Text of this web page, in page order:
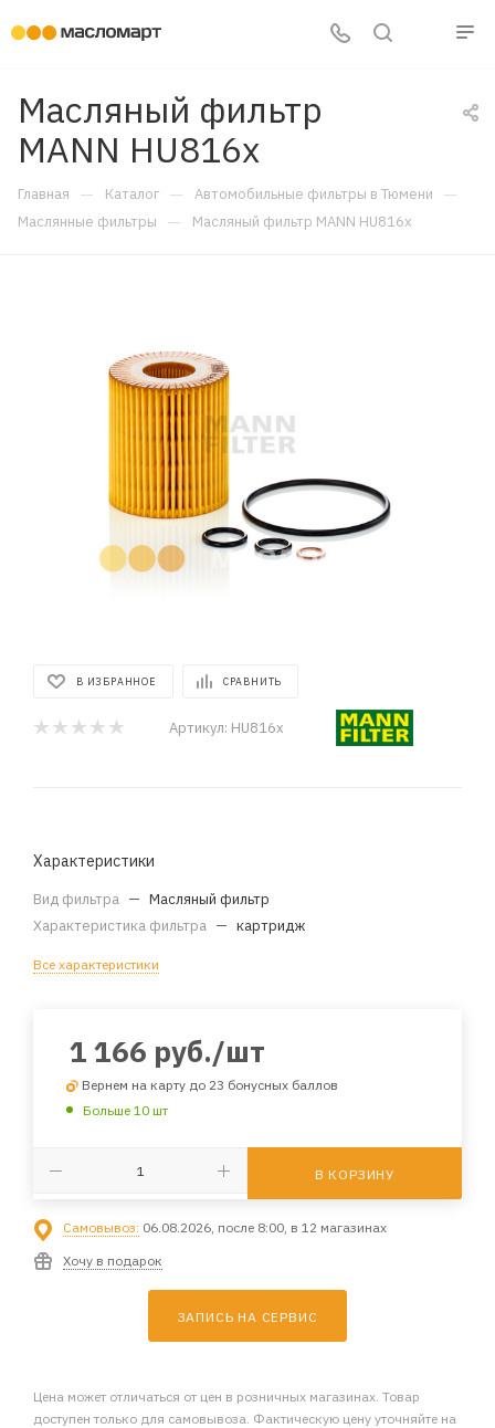
Масляный фильтр
MANN HU816x
Главная — Каталог — Автомобильные фильтры в Тюмени —
Маслянные фильтры — Масляный фильтр MANN HU816x
В ИЗБРАННОЕ СРАВНИТЬ
Артикул: HU816x
Характеристики
Вид фильтра — Масляный фильтр
Характеристика фильтра — картридж
Все характеристики
1 166 руб./шт
Вернем на карту до 23 бонусных баллов
Больше 10 шт
В КОРЗИНУ
Самовывоз: 06.08.2026, после 8:00, в 12 магазинах
Хочу в подарок
ЗАПИСЬ НА СЕРВИС
Цена может отличаться от цен в розничных магазинах. Товар
доступен только для самовывоза. Фактическую цену уточняйте на